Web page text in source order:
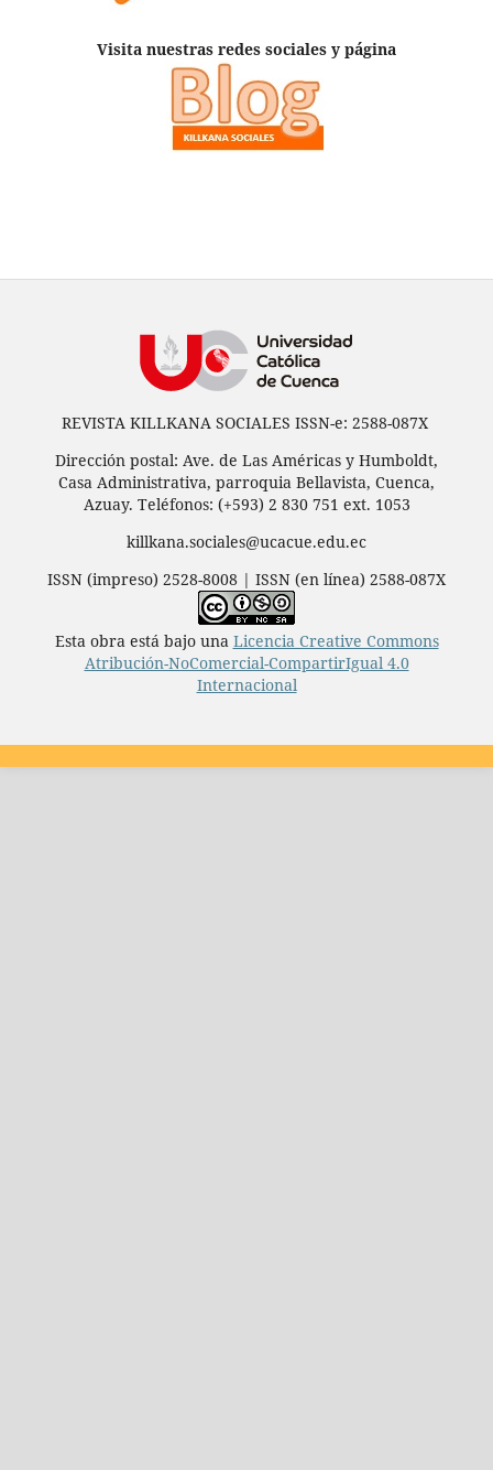
Visita nuestras redes sociales y página
REVISTA KILLKANA SOCIALES ISSN-e: 2588-087X
Dirección postal: Ave. de Las Américas y Humboldt,
Casa Administrativa, parroquia Bellavista, Cuenca,
Azuay. Teléfonos: (+593) 2 830 751 ext. 1053
killkana.sociales@ucacue.edu.ec
ISSN (impreso) 2528-8008 | ISSN (en línea) 2588-087X
Esta obra está bajo una Licencia Creative Commons
Atribución-NoComercial-CompartirIgual 4.0
Internacional